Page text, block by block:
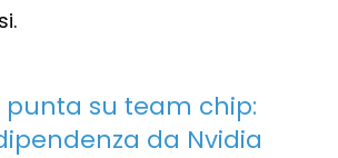
su team chip:
da Nvidia